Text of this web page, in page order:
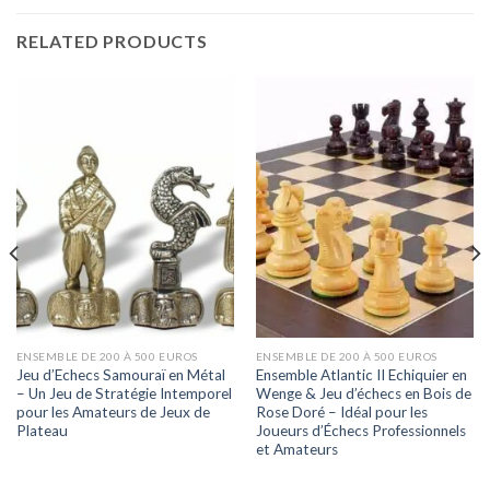
RELATED PRODUCTS
ENSEMBLE DE 200 À 500 EUROS
Jeu d’Echecs Samouraï en Métal
– Un Jeu de Stratégie Intemporel
pour les Amateurs de Jeux de
Plateau
ENSEMBLE DE 200 À 500 EUROS
Ensemble Atlantic II Echiquier en
Wenge & Jeu d’échecs en Bois de
Rose Doré – Idéal pour les
Joueurs d’Échecs Professionnels
et Amateurs